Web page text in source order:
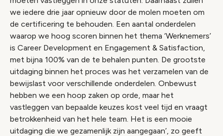
we iedere drie jaar opnieuw door de molen moeten om
de certificering te behouden. Een aantal onderdelen
waarop we hoog scoren binnen het thema ‘Werknemers’
is Career Development en Engagement & Satisfaction,
met bijna 100% van de te behalen punten. De grootste
uitdaging binnen het proces was het verzamelen van de
bewijslast voor verschillende onderdelen. Onbewust
hebben we een hoop zaken op orde, maar het
vastleggen van bepaalde keuzes kost veel tijd en vraagt
betrokkenheid van het hele team. Het is een mooie
uitdaging die we gezamenlijk zijn aangegaan’, zo geeft